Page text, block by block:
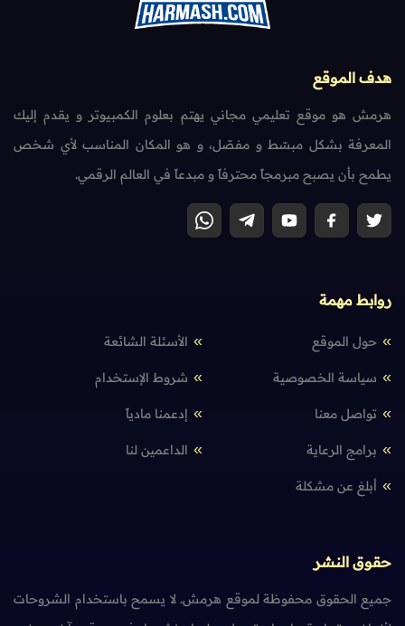
هدف الموقع
هرمش هو موقع تعليمي مجاني يهتم بعلوم الكمبيوتر و يقدم إليك
المعرفة بشكل مبسّط و مفصّل، و هو المكان المناسب لأي شخص
يطمح بأن يصبح مبرمجاً محترفاً و مبدعاً في العالم الرقمي.
روابط مهمة
حول الموقع الأسئلة الشائعة
سياسة الخصوصية شروط الإستخدام
تواصل معنا إدعمنا مادياً
برامج الرعاية الداعمين لنا
أبلغ عن مشكلة
حقوق النشر
جميع الحقوق محفوظة لموقع هرمش. لا يسمح باستخدام الشروحات